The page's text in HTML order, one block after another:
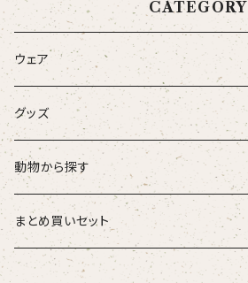
CATEGORY
ウェア
大人
こども
ベビー
スタイ
Tシャツ（半袖）
グッズ
タオル・ハンカチ
ポーチ
トートバッグ
動物から探す
ズーラシアンブラス
オカピ
弦うさぎ
まとめ買いセット